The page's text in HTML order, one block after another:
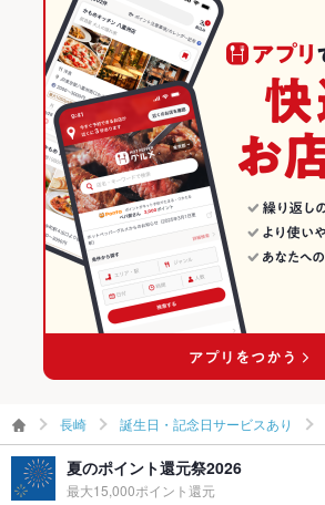
長崎 誕生日・記念日サービスあり
夏のポイント還元祭2026
最大15,000ポイント還元